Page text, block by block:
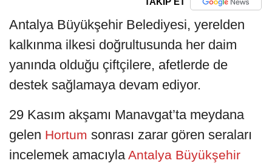
Antalya Büyükşehir Belediyesi, yerelden
kalkınma ilkesi doğrultusunda her daim
yanında olduğu çiftçilere, afetlerde de
destek sağlamaya devam ediyor.
29 Kasım akşamı Manavgat’ta meydana
gelen Hortum sonrası zarar gören seraları
incelemek amacıyla Antalya Büyükşehir